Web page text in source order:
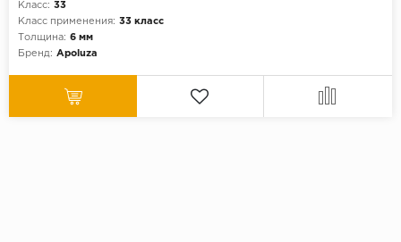
Класс: 33
Класс применения: 33 класс
Толщина: 6 мм
Бренд: Apoluza